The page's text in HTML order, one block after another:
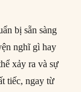
bị sẵn sàng
nghĩ gì hay
xảy ra và sự
tiếc, ngay từ